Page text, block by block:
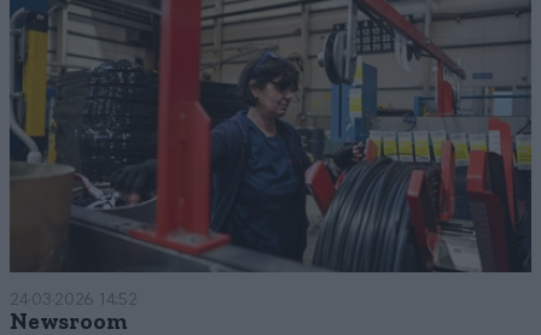
24·03·2026 14:52
Newsroom